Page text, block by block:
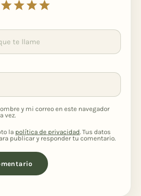
y mi correo en este navegador
vez.
la política de privacidad. Tus datos
publicar y responder tu comentario.